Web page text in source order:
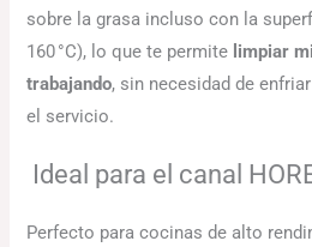
sobre la grasa incluso con la
160 °C), lo que te permite limpiar
trabajando, sin necesidad de
el servicio.
Ideal para el canal
Perfecto para cocinas de alto